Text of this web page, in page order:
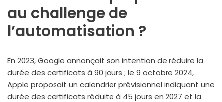
au challenge de
l’automatisation ?
En 2023, Google annon­çait son inten­tion de réduire la
durée des cer­ti­fi­cats à 90 jours ; le 9 octobre 2024,
Apple pro­po­sait un calen­drier pré­vi­sion­nel indi­quant une
durée des cer­ti­fi­cats réduite à 45 jours en 2027 et la